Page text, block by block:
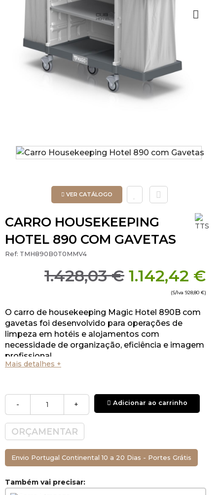
VER CATÁLOGO
CARRO HOUSEKEEPING
HOTEL 890 COM GAVETAS
Ref: TMH890B0T0MMV4
1.428,03 € 1.142,42 €
(S/Iva 928,80 €)
O carro de housekeeping Magic Hotel 890B com
gavetas foi desenvolvido para operações de
limpeza em hotéis e alojamentos com
necessidade de organização, eficiência e imagem
profissional.
Mais detalhes +
- + Adicionar ao carrinho
ORÇAMENTAR
Envio Portugal Continental 10 a 20 Dias - Portes Grátis
Também vai precisar: